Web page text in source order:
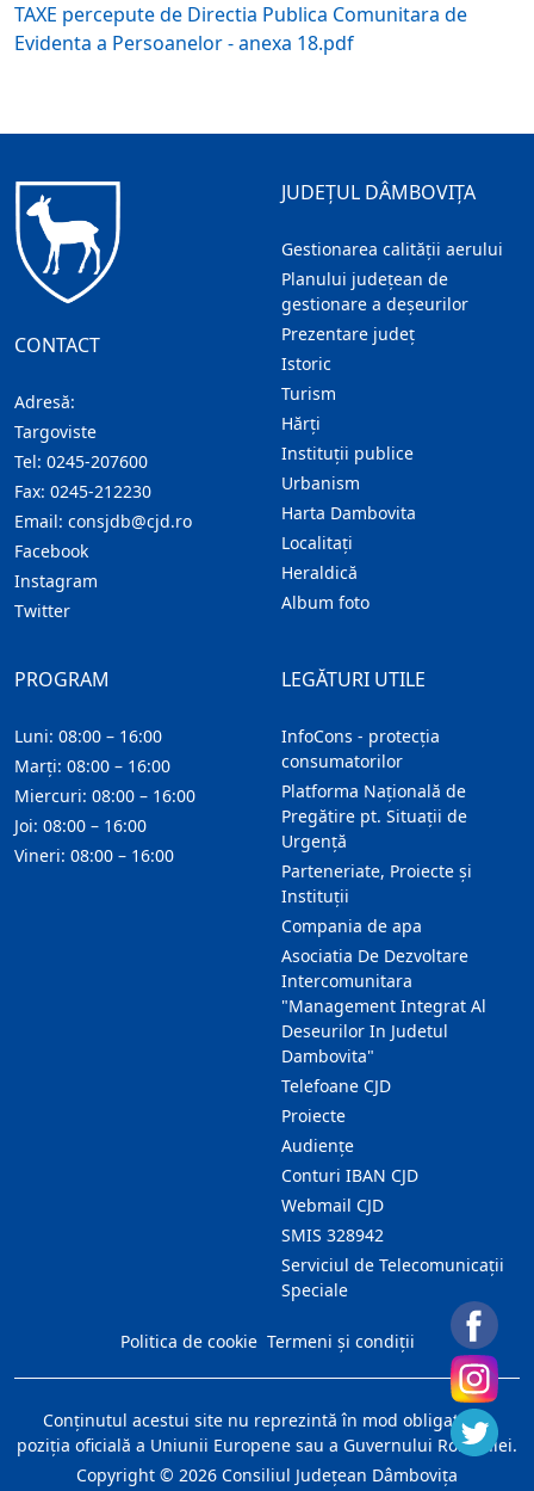
TAXE percepute de Directia Publica Comunitara de
Evidenta a Persoanelor - anexa 18.pdf
CONTACT
Adresă:
Targoviste
Tel: 0245-207600
Fax: 0245-212230
Email: consjdb@cjd.ro
Facebook
Instagram
Twitter
JUDEȚUL DÂMBOVIȚA
Gestionarea calității aerului
Planului județean de
gestionare a deșeurilor
Prezentare judeţ
Istoric
Turism
Hărţi
Instituţii publice
Urbanism
Harta Dambovita
Localitaţi
Heraldică
Album foto
LEGĂTURI UTILE
InfoCons - protecția
consumatorilor
Platforma Națională de
Pregătire pt. Situații de
Urgență
Parteneriate, Proiecte și
Instituții
Compania de apa
Asociatia De Dezvoltare
Intercomunitara
"Management Integrat Al
Deseurilor In Judetul
Dambovita"
Telefoane CJD
Proiecte
Audienţe
Conturi IBAN CJD
Webmail CJD
SMIS 328942
Serviciul de Telecomunicații
Speciale
PROGRAM
Luni: 08:00 – 16:00
Marți: 08:00 – 16:00
Miercuri: 08:00 – 16:00
Joi: 08:00 – 16:00
Vineri: 08:00 – 16:00
Politica de cookie Termeni și condiții
Conţinutul acestui site nu reprezintă în mod obligatoriu
poziţia oficială a Uniunii Europene sau a Guvernului României.
Copyright © 2026 Consiliul Judeţean Dâmboviţa